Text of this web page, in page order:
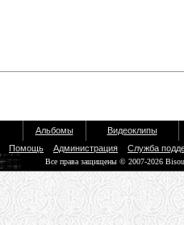
Альбомы
Видеоклипы
Помощь Администрация Служба
Все права защищены © 2007-2026